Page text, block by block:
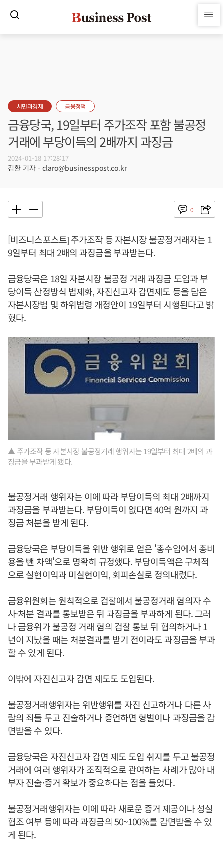
시민과경제 금융정책
금융당국, 19일부터 주가조작 포함 불공정
거래에 부당이득의 2배까지 과징금
2024-01-18 17:28:17
김환 기자 - claro@businesspost.co.kr
0
[비즈니스포스트] 주가조작 등 자본시장 불공정거래자는 1
9일부터 최대 2배의 과징금을 부과받는다.
금융당국은 18일 자본시장 불공정 거래 과징금 도입과 부
당이득 산정방식 법제화, 자진신고자 감면제도 등을 담은
자본시장법 및 하위법령 개정안이 19일부터 시행된다고 밝
혔다.
▲ 주가조작 등 자본시장 불공정거래 행위자는 19일부터 최대 2배의 과
징금을 부과받게 됐다.
불공정거래 행위자는 이에 따라 부당이득의 최대 2배까지
과징금을 부과받는다. 부당이득이 없다면 40억 원까지 과
징금 처분을 받게 된다.
금융당국은 부당이득을 위반 행위로 얻은 '총수입에서 총비
용을 뺀 차액'으로 명확히 규정했다. 부당이득액은 구체적
으로 실현이익과 미실현이익, 회피손실로 정의내렸다.
금융위원회는 원칙적으로 검찰에서 불공정거래 혐의자 수
사·처분 결과를 통보받은 뒤 과징금을 부과하게 된다. 그러
나 금융위가 불공정 거래 혐의 검찰 통보 뒤 협의하거나 1
년이 지났을 때는 처분결과를 받기 전이라도 과징금을 부과
할 수 있게 된다.
이밖에 자진신고자 감면 제도도 도입된다.
불공정거래행위자는 위반행위를 자진 신고하거나 다른 사
람의 죄들 두고 진술하거나 증언하면 형벌이나 과징금을 감
면받을 수 있다.
금융당국은 자진신고자 감면 제도 도입 취지를 두고 불공정
거래에 여러 행위자가 조직적으로 관여하는 사례가 많아 내
부자 진술·증거 확보가 중요하다는 점을 들었다.
불공정거래행위자는 이에 따라 새로운 증거 제공이나 성실
협조 여부 등에 따라 과징금의 50~100%를 감면받을 수 있
게 된다.